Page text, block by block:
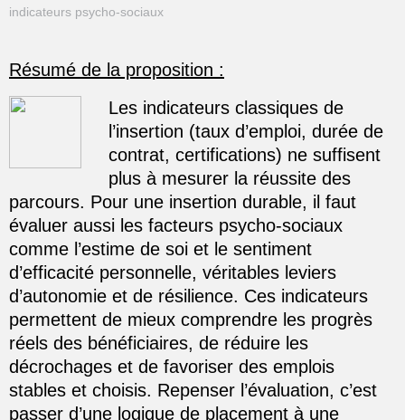
indicateurs psycho-sociaux
Résumé de la proposition :
Les indicateurs classiques de
l’insertion (taux d’emploi, durée de
contrat, certifications) ne suffisent
plus à mesurer la réussite des
parcours. Pour une insertion durable, il faut
évaluer aussi les facteurs psycho-sociaux
comme l’estime de soi et le sentiment
d’efficacité personnelle, véritables leviers
d’autonomie et de résilience. Ces indicateurs
permettent de mieux comprendre les progrès
réels des bénéficiaires, de réduire les
décrochages et de favoriser des emplois
stables et choisis. Repenser l’évaluation, c’est
passer d’une logique de placement à une